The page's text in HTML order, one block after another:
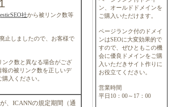
社から被リンク数等
止しましたので、お客様で
ク数と異なる場合がござ
報の被リンク数を正しいデ
入ください。
、ICANNの規定期間（通
ン、オールドドメインを
ご購入いただけます。
ページランク付のドメイ
ンはSEOに大変効果的で
すので、ぜひともこの機
会に優良ドメインをご購
入いただきサイト作りに
お役立てください。
営業時間
平日10：00～17：00